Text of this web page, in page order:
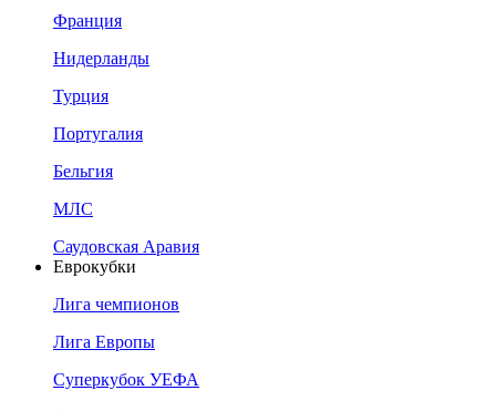
Франция
Нидерланды
Турция
Португалия
Бельгия
МЛС
Саудовская Аравия
Еврокубки
Лига чемпионов
Лига Европы
Суперкубок УЕФА